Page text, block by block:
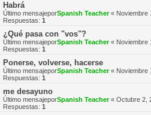
Habrá
Último mensajeporSpanish Teacher« Noviembre
Respuestas: 1
¿Qué pasa con "vos"?
Último mensajeporSpanish Teacher« Noviembre
Respuestas: 1
Ponerse, volverse, hacerse
Último mensajeporSpanish Teacher« Noviembre
Respuestas: 1
me desayuno
Último mensajeporSpanish Teacher« Octubre 2,
Respuestas: 1